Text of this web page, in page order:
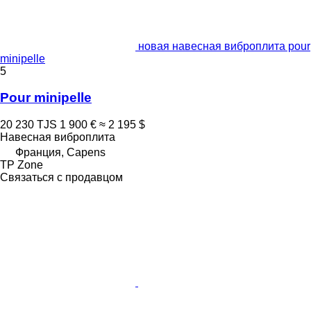
новая навесная виброплита pour
minipelle
5
Pour minipelle
20 230 TJS 1 900 € ≈ 2 195 $
Навесная виброплита
Франция, Capens
TP Zone
Связаться с продавцом